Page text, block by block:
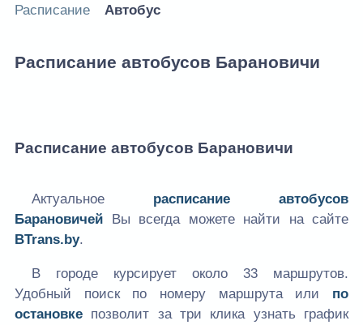
Расписание Автобус
Расписание автобусов Барановичи
Расписание автобусов Барановичи
Актуальное расписание автобусов
Барановичей Вы всегда можете найти на сайте
BTrans.by.
В городе курсирует около 33 маршрутов.
Удобный поиск по номеру маршрута или по
остановке позволит за три клика узнать график